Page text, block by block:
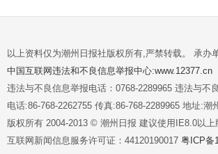
以上资料仅为潮州日报社版权所有,严禁转载。 承办
中国互联网违法和不良信息举报中心:www.12377.cn
违法与不良信息举报电话：0768-2289965 违法与不
电话:86-768-2262755 传真:86-768-2289965 地址:潮
版权所有 2004-2013 © 潮州日报 建议使用IE8.0以
互联网新闻信息服务许可证：44120190017 粤ICP备